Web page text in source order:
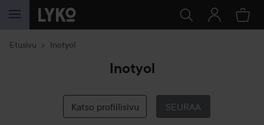
SIIRTYÄ JHK SISÄLTÖÖN
Etusivu Inotyol
Inotyol
Katso profiilisivu SEURAA